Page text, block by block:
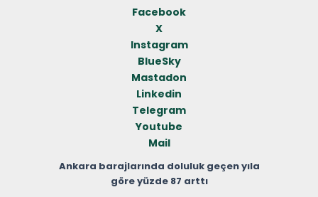
Facebook
X
Instagram
BlueSky
Mastadon
Linkedin
Telegram
Youtube
Mail
Ankara barajlarında doluluk geçen yıla
göre yüzde 87 arttı